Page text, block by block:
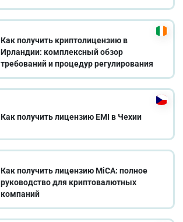
Как получить криптолицензию в
Ирландии: комплексный обзор
требований и процедур регулирования
Как получить лицензию EMI в Чехии
Как получить лицензию MiCA: полное
руководство для криптовалютных
компаний